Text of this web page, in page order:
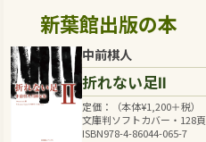
新葉館出版の本
中前棋人
折れない足Ⅱ
定価：（本体¥1,200＋税）
文庫判ソフトカバー・128頁
ISBN978-4-86044-065-7